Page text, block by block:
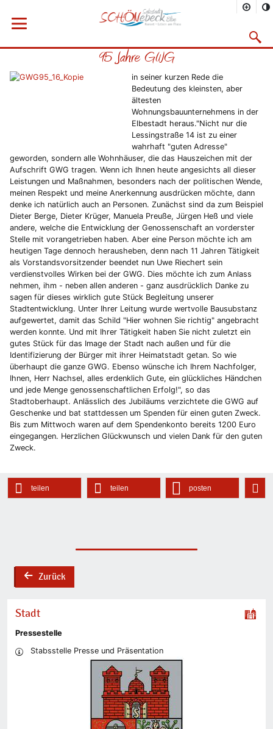
Menü öffnen
Startseite
Rathaus
Aktuelles 2017
95 Jahre GWG
in seiner kurzen Rede die
Bedeutung des kleinsten, aber
ältesten
Wohnungsbauunternehmens in der
Elbestadt heraus."Nicht nur die
Lessingstraße 14 ist zu einer
wahrhaft "guten Adresse"
geworden, sondern alle Wohnhäuser, die das Hauszeichen mit der
Aufschrift GWG tragen. Wenn ich Ihnen heute angesichts all dieser
Leistungen und Maßnahmen, besonders nach der politischen Wende,
meinen Respekt und meine Anerkennung ausdrücken möchte, dann
denke ich natürlich auch an Personen. Zunächst sind da zum Beispiel
Dieter Berge, Dieter Krüger, Manuela Preuße, Jürgen Heß und viele
andere, welche die Entwicklung der Genossenschaft an vorderster
Stelle mit vorangetrieben haben. Aber eine Person möchte ich am
heutigen Tage dennoch herausheben, denn nach 11 Jahren Tätigkeit
als Vorstandsvorsitzender beendet nun Uwe Riechert sein
verdienstvolles Wirken bei der GWG. Dies möchte ich zum Anlass
nehmen, ihm - neben allen anderen - ganz ausdrücklich Danke zu
sagen für dieses wirklich gute Stück Begleitung unserer
Stadtentwicklung. Unter Ihrer Leitung wurde wertvolle Bausubstanz
aufgewertet, damit das Schild "Hier wohnen Sie richtig" angebracht
werden konnte. Und mit Ihrer Tätigkeit haben Sie nicht zuletzt ein
gutes Stück für das Image der Stadt nach außen und für die
Identifizierung der Bürger mit ihrer Heimatstadt getan. So wie
überhaupt die ganze GWG. Ebenso wünsche ich Ihrem Nachfolger,
Ihnen, Herr Nachsel, alles erdenklich Gute, ein glückliches Händchen
und jede Menge genossenschaftlichen Erfolg!", so das
Stadtoberhaupt. Anlässlich des Jubiläums verzichtete die GWG auf
Geschenke und bat stattdessen um Spenden für einen guten Zweck.
Bis zum Mittwoch waren auf dem Spendenkonto bereits 1200 Euro
eingegangen. Herzlichen Glückwunsch und vielen Dank für den guten
Zweck.
teilen teilen posten
backZurück
Stadt
Pressestelle
Stabsstelle Presse und Präsentation